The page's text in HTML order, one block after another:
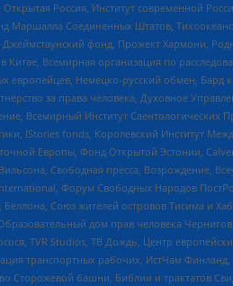
Россия, Институт современной
Маршалла Соединенных Штатов,
фонд, Прожект Хармони,
Всемирная организация по
Немецко-русский обмен, Бард
за права человека, Духовное
Всемирный Институт Саентологических
IStories fonds, Королевский Институт
Европы, Фонд Открытой Эстонии,
Свободная пресса, Возрождение,
Форум Свободных Народов
Союз жителей островов Тисима и
дом прав человека
TVR Studios, ТВ Дождь, Центр
транспортных рабочих, ИстЧам Финланд,
башни, Библии и трактатов